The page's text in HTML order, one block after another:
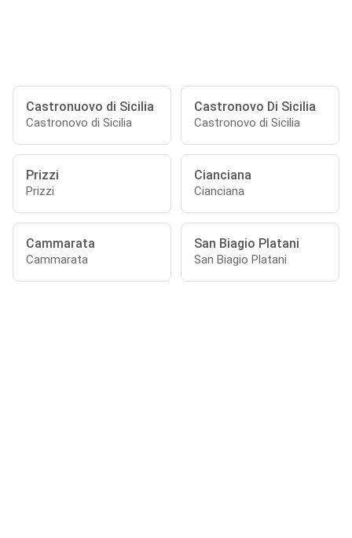
Castronuovo di Sicilia
Castronovo di Sicilia
Castronovo Di Sicilia
Castronovo di Sicilia
Prizzi
Prizzi
Cianciana
Cianciana
Cammarata
Cammarata
San Biagio Platani
San Biagio Platani